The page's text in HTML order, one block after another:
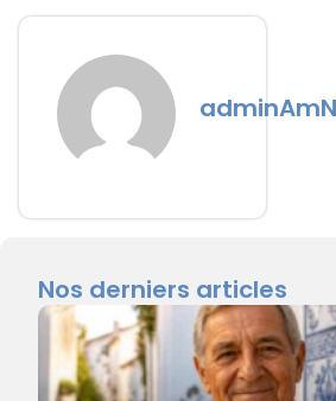
Nos derniers articles